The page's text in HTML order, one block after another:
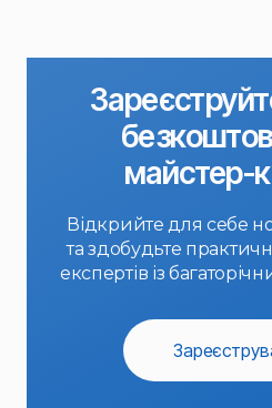
майстер-
Відкрийте для себе
та здобудьте
експертів із